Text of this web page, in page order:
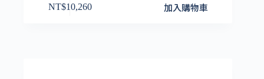
NT$10,260 加入購物車